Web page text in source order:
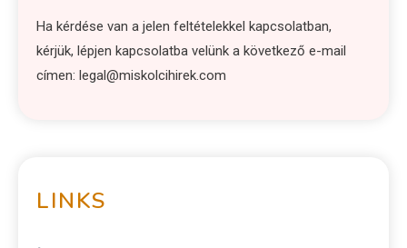
Ha kérdése van a jelen feltételekkel kapcsolatban,
kérjük, lépjen kapcsolatba velünk a következő e-mail
címen:legal@miskolcihirek.com
LINKS